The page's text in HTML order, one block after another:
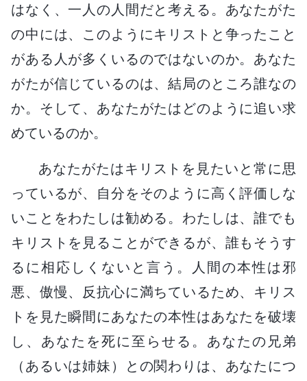
はなく、一人の人間だと考える。あなたがた
の中には、このようにキリストと争ったこと
がある人が多くいるのではないのか。あなた
がたが信じているのは、結局のところ誰なの
か。そして、あなたがたはどのように追い求
めているのか。
あなたがたはキリストを見たいと常に思
っているが、自分をそのように高く評価しな
いことをわたしは勧める。わたしは、誰でも
キリストを見ることができるが、誰もそうす
るに相応しくないと言う。人間の本性は邪
悪、傲慢、反抗心に満ちているため、キリス
トを見た瞬間にあなたの本性はあなたを破壊
し、あなたを死に至らせる。あなたの兄弟
（あるいは姉妹）との関わりは、あなたにつ